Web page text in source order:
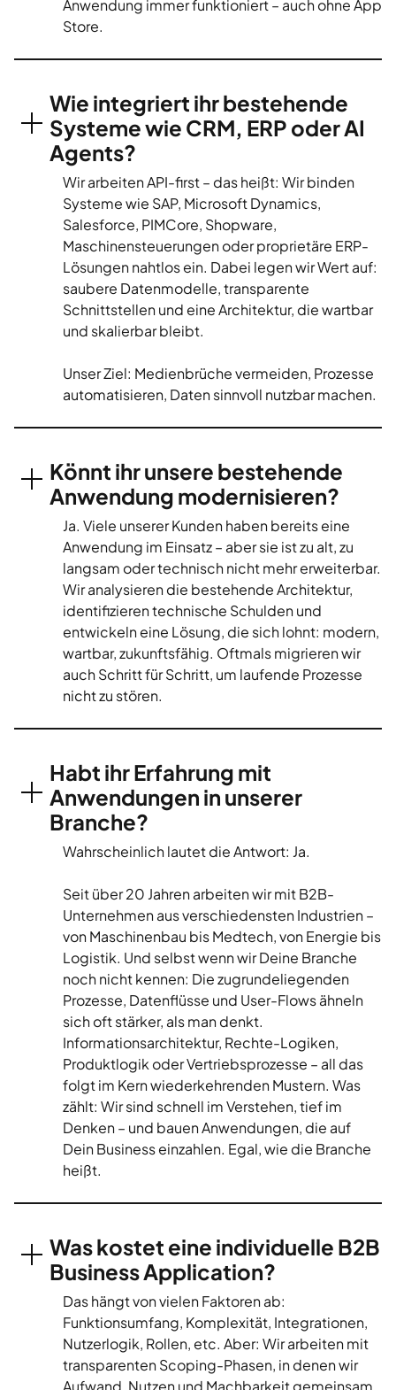
Anwendung immer funktioniert – auch ohne App
Store.
Wie integriert ihr bestehende
Systeme wie CRM, ERP oder AI
Agents?
Wir arbeiten API-first – das heißt: Wir binden
Systeme wie SAP, Microsoft Dynamics,
Salesforce, PIMCore, Shopware,
Maschinensteuerungen oder proprietäre ERP-
Lösungen nahtlos ein. Dabei legen wir Wert auf:
saubere Datenmodelle, transparente
Schnittstellen und eine Architektur, die wartbar
und skalierbar bleibt.
Unser Ziel: Medienbrüche vermeiden, Prozesse
automatisieren, Daten sinnvoll nutzbar machen.
Könnt ihr unsere bestehende
Anwendung modernisieren?
Ja. Viele unserer Kunden haben bereits eine
Anwendung im Einsatz – aber sie ist zu alt, zu
langsam oder technisch nicht mehr erweiterbar.
Wir analysieren die bestehende Architektur,
identifizieren technische Schulden und
entwickeln eine Lösung, die sich lohnt: modern,
wartbar, zukunftsfähig. Oftmals migrieren wir
auch Schritt für Schritt, um laufende Prozesse
nicht zu stören.
Habt ihr Erfahrung mit
Anwendungen in unserer
Branche?
Wahrscheinlich lautet die Antwort: Ja.
Seit über 20 Jahren arbeiten wir mit B2B-
Unternehmen aus verschiedensten Industrien –
von Maschinenbau bis Medtech, von Energie bis
Logistik. Und selbst wenn wir Deine Branche
noch nicht kennen: Die zugrundeliegenden
Prozesse, Datenflüsse und User-Flows ähneln
sich oft stärker, als man denkt.
Informationsarchitektur, Rechte-Logiken,
Produktlogik oder Vertriebsprozesse – all das
folgt im Kern wiederkehrenden Mustern. Was
zählt: Wir sind schnell im Verstehen, tief im
Denken – und bauen Anwendungen, die auf
Dein Business einzahlen. Egal, wie die Branche
heißt.
Was kostet eine individuelle B2B
Business Application?
Das hängt von vielen Faktoren ab:
Funktionsumfang, Komplexität, Integrationen,
Nutzerlogik, Rollen, etc. Aber: Wir arbeiten mit
transparenten Scoping-Phasen, in denen wir
Aufwand, Nutzen und Machbarkeit gemeinsam